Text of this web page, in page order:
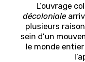
L’ouvrage
décoloniale
plusieurs
sein d’un
le monde